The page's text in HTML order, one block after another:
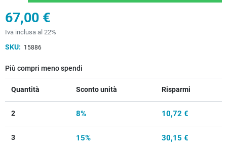
67,00 €
Iva inclusa al 22%
SKU: 15886
Più compri meno spendi
Quantità Sconto unità Risparmi
2 8% 10,72 €
3 15% 30,15 €